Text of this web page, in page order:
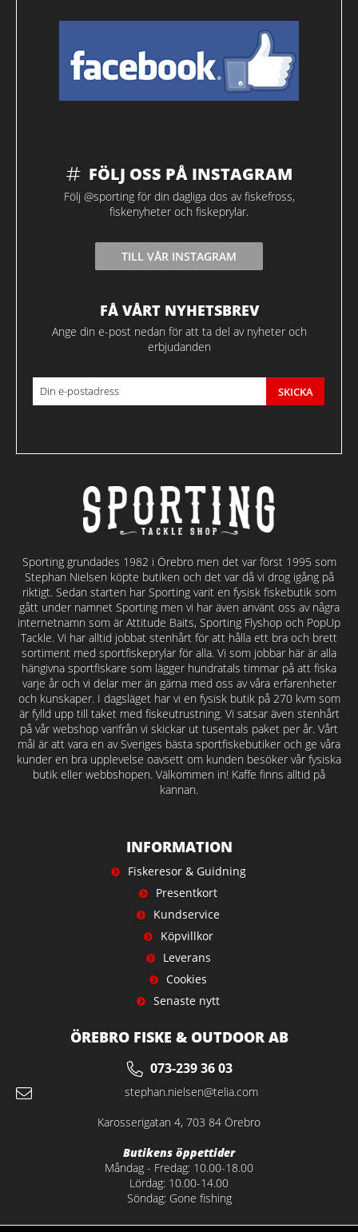
FÖLJ OSS PÅ INSTAGRAM
Följ @sporting för din dagliga dos av fiskefross,
fiskenyheter och fiskeprylar.
TILL VÅR INSTAGRAM
FÅ VÅRT NYHETSBREV
Ange din e-post nedan för att ta del av nyheter och
erbjudanden
SKICKA
Sporting grundades 1982 i Örebro men det var först 1995 som
Stephan Nielsen köpte butiken och det var då vi drog igång på
riktigt. Sedan starten har Sporting varit en fysisk fiskebutik som
gått under namnet Sporting men vi har även använt oss av några
internetnamn som är Attitude Baits, Sporting Flyshop och PopUp
Tackle. Vi har alltid jobbat stenhårt för att hålla ett bra och brett
sortiment med sportfiskeprylar för alla. Vi som jobbar här är alla
hängivna sportfiskare som lägger hundratals timmar på att fiska
varje år och vi delar mer än gärna med oss av våra erfarenheter
och kunskaper. I dagsläget har vi en fysisk butik på 270 kvm som
är fylld upp till taket med fiskeutrustning. Vi satsar även stenhårt
på vår webshop varifrån vi skickar ut tusentals paket per år. Vårt
mål är att vara en av Sveriges bästa sportfiskebutiker och ge våra
kunder en bra upplevelse oavsett om kunden besöker vår fysiska
butik eller webbshopen. Välkommen in! Kaffe finns alltid på
kannan.
INFORMATION
Fiskeresor & Guidning
Presentkort
Kundservice
Köpvillkor
Leverans
Cookies
Senaste nytt
ÖREBRO FISKE & OUTDOOR AB
073-239 36 03
stephan.nielsen@telia.com
Karosserigatan 4, 703 84 Örebro
Butikens öppettider
Måndag - Fredag: 10.00-18.00
Lördag: 10.00-14.00
Söndag: Gone fishing